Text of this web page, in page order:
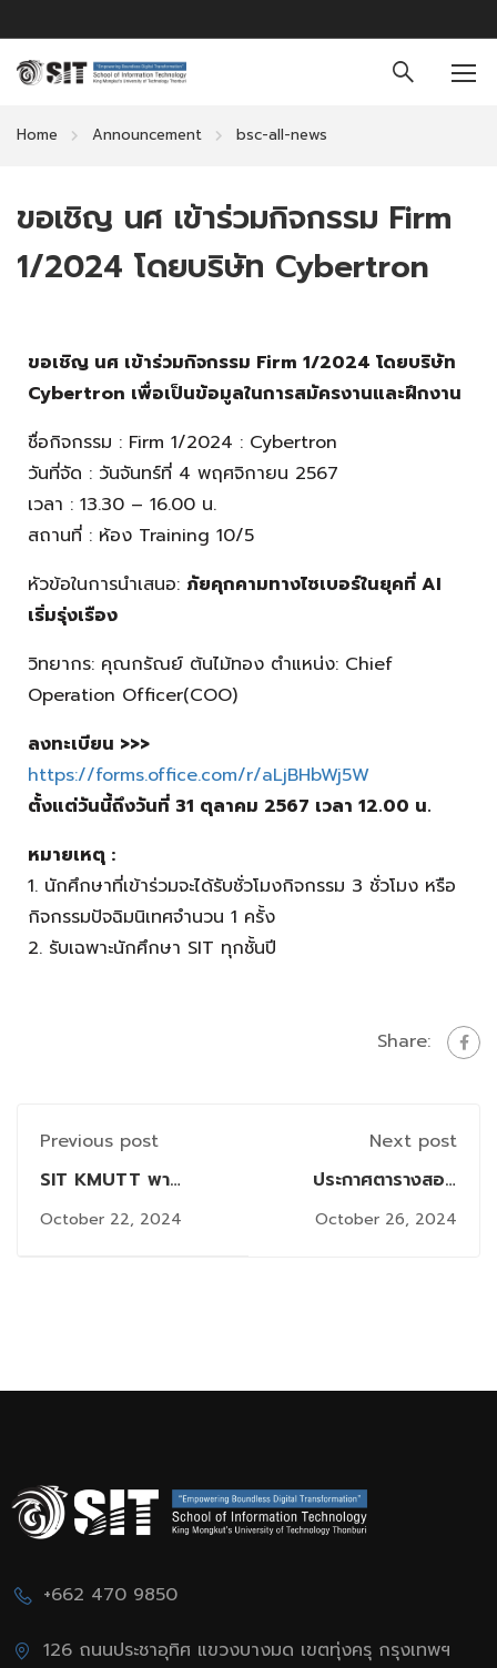
Home Announcement bsc-all-news
ขอเชิญ นศ เข้าร่วมกิจกรรม Firm
1/2024 โดยบริษัท Cybertron
ขอเชิญ นศ เข้าร่วมกิจกรรม Firm 1/2024 โดยบริษัท
Cybertron เพื่อเป็นข้อมูลในการสมัครงานและฝึกงาน
ชื่อกิจกรรม : Firm 1/2024 : Cybertron
วันที่จัด : วันจันทร์ที่ 4 พฤศจิกายน 2567
เวลา : 13.30 – 16.00 น.
สถานที่ : ห้อง Training 10/5
หัวข้อในการนำเสนอ: ภัยคุกคามทางไซเบอร์ในยุคที่ AI
เริ่มรุ่งเรือง
วิทยากร: คุณกรัณย์ ต้นไม้ทอง ตำแหน่ง: Chief
Operation Officer(COO)
ลงทะเบียน >>>
https://forms.office.com/r/aLjBHbWj5W
ตั้งแต่วันนี้ถึงวันที่ 31 ตุลาคม 2567 เวลา 12.00 น.
หมายเหตุ :
1. นักศึกษาที่เข้าร่วมจะได้รับชั่วโมงกิจกรรม 3 ชั่วโมง หรือ
กิจกรรมปัจฉิมนิเทศจำนวน 1 ครั้ง​
2. รับเฉพาะนักศึกษา SIT ทุกชั้นปี
Share:
Previous post
SIT KMUTT พา
นักศึกษา DSI ปี 1 ดูงาน
ที่ Bluebik เรียนรู้การ
October 22, 2024
Next post
ประกาศตารางสอบ
ปลายภาคระดับปริญญา
โท คณะเทคโนโลยี
October 26, 2024
+662 470 9850
126 ถนนประชาอุทิศ แขวงบางมด เขตทุ่งครุ กรุงเทพฯ